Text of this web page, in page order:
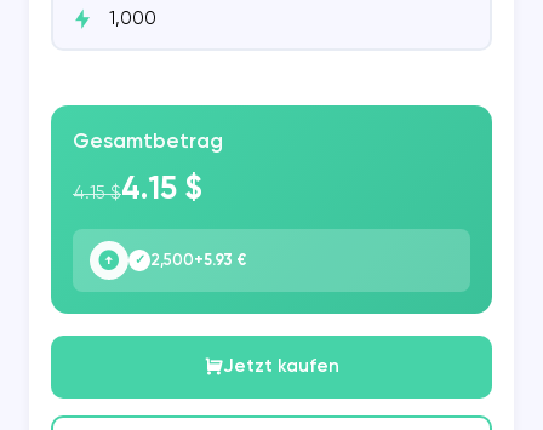
Gesamtbetrag
4.15 $4.15 $
✓ 2,500+5.93 €
Jetzt kaufen